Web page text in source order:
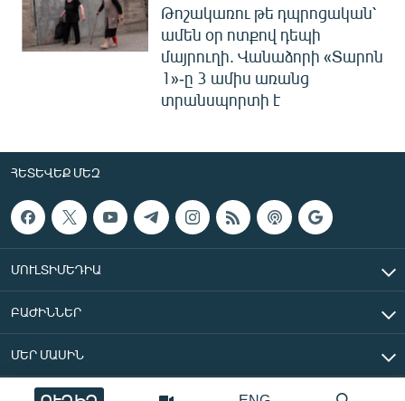
Թոշակառու թե դպրոցական՝
ամեն օր ոտքով դեպի
մայրուղի. Վանաձորի «Տարոն
1»-ը 3 ամիս առանց
տրանսպորտի է
ՀԵՏԵՎԵՔ ՄԵԶ
ՄՈՒԼՏԻՄԵԴԻԱ
ԲԱԺԻՆՆԵՐ
ՄԵՐ ՄԱՍԻՆ